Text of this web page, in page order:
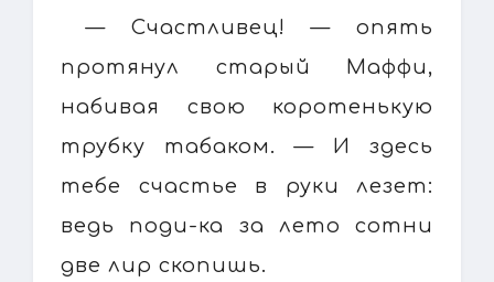
— Счастливец! — опять
протянул старый Маффи,
набивая свою коротенькую
трубку табаком. — И здесь
тебе счастье в руки лезет:
ведь поди-ка за лето сотни
две лир скопишь.